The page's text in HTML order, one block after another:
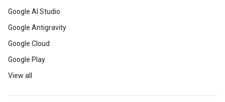
Google AI Studio
Google Antigravity
Google Cloud
Google Play
View all